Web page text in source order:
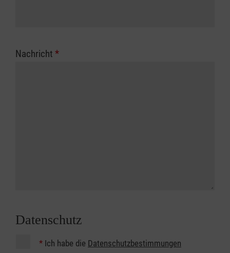
Nachricht *
Datenschutz
* Ich habe die Datenschutzbestimmungen